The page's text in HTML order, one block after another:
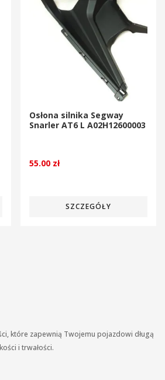
Osłona silnika Segway
Snarler AT6 L A02H12600003
55.00 zł
SZCZEGÓŁY
które zapewnią Twojemu pojazdowi długą
i trwałości.